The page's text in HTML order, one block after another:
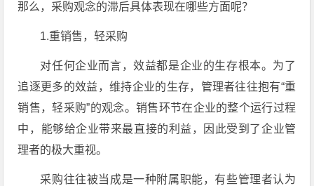
那么，采购观念的滞后具体表现在哪些方面呢？
1.重销售，轻采购
对任何企业而言，效益都是企业的生存根本。为了
追逐更多的效益，维持企业的生存，管理者往往抱有“重
销售，轻采购”的观念。销售环节在企业的整个运行过程
中，能够给企业带来最直接的利益，因此受到了企业管
理者的极大重视。
采购往往被当成是一种附属职能，有些管理者认为